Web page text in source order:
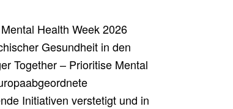
Health Week 2026
Gesundheit in den
Together – Prioritise Mental
Initiativen verstetigt und in